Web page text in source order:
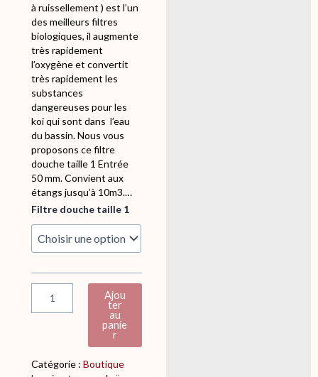
à ruissellement ) est l’un
des meilleurs filtres
biologiques, il augmente
très rapidement
l’oxygène et convertit
très rapidement les
substances
dangereuses pour les
koi qui sont dans l’eau
du bassin. Nous vous
proposons ce filtre
douche taille 1 Entrée
50 mm. Convient aux
étangs jusqu’à 10m3.…
Filtre douche taille 1
q
i
i
Ajou
ter
au
panie
r
Catégorie :Boutique